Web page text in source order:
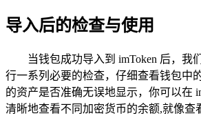
导入后的检查与使用
当钱包成功导入到 imToken 后，我
行一系列必要的检查，仔细查看钱包中
的资产是否准确无误地显示，你可以在
清晰地查看不同加密货币的余额,就像查